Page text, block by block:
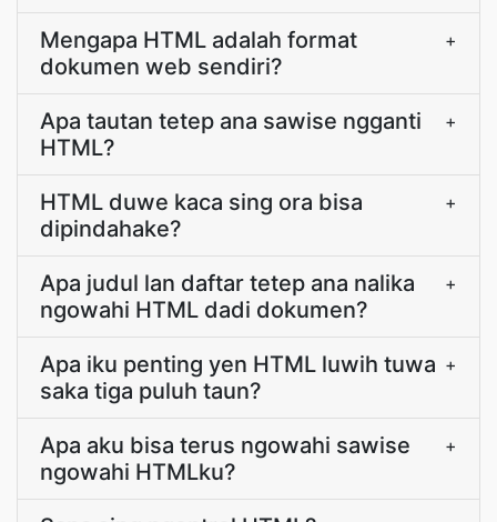
Mengapa HTML adalah format
dokumen web sendiri?
+
Apa tautan tetep ana sawise ngganti
HTML?
+
HTML duwe kaca sing ora bisa
dipindahake?
+
Apa judul lan daftar tetep ana nalika
ngowahi HTML dadi dokumen?
+
Apa iku penting yen HTML luwih tuwa
saka tiga puluh taun?
+
Apa aku bisa terus ngowahi sawise
ngowahi HTMLku?
+